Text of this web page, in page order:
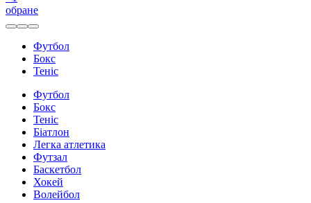
обране
Футбол
Бокс
Теніс
Футбол
Бокс
Теніс
Біатлон
Легка атлетика
Футзал
Баскетбол
Хокей
Волейбол